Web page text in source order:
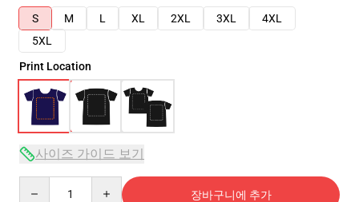
S
M L XL 2XL 3XL
4XL
5XL
Print Location
사이즈 가이드 보기
장바구니에 추가